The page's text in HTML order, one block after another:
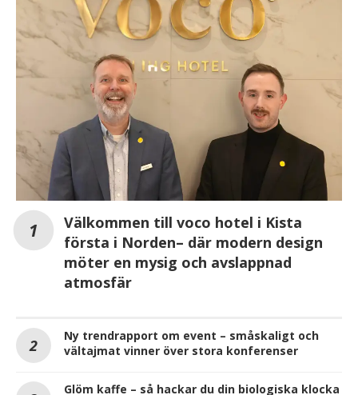
Välkommen till voco hotel i Kista
första i Norden– där modern design
möter en mysig och avslappnad
atmosfär
Ny trendrapport om event – småskaligt och
vältajmat vinner över stora konferenser
Glöm kaffe – så hackar du din biologiska klocka